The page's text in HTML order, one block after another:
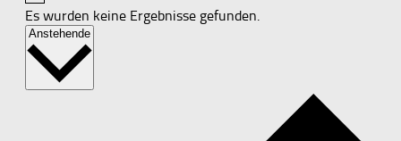
Es wurden keine Ergebnisse gefunden.
Anstehende Datum